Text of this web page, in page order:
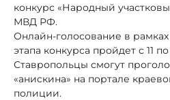
конкурс «Народный
МВД РФ.
Онлайн-голосование в
этапа конкурса пройдет с 11
Ставропольцы смогут
«анискина» на портале
полиции.